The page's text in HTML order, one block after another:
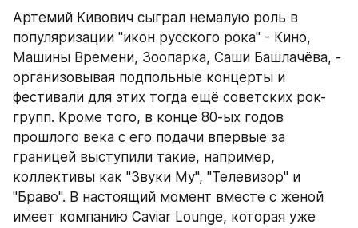
Артемий Кивович сыграл немалую роль в
популяризации "икон русского рока" - Кино,
Машины Времени, Зоопарка, Саши Башлачёва, -
организовывая подпольные концерты и
фестивали для этих тогда ещё советских рок-
групп. Кроме того, в конце 80-ых годов
прошлого века с его подачи впервые за
границей выступили такие, например,
коллективы как "Звуки Му", "Телевизор" и
"Браво". В настоящий момент вместе с женой
имеет компанию Caviar Lounge, которая уже